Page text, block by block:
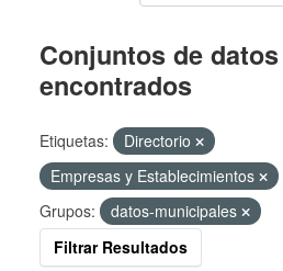
Conjuntos de
encontrados
Etiquetas:
Directorio
Empresas y Establecimientos
Grupos:
datos-municipales
Filtrar Resultados